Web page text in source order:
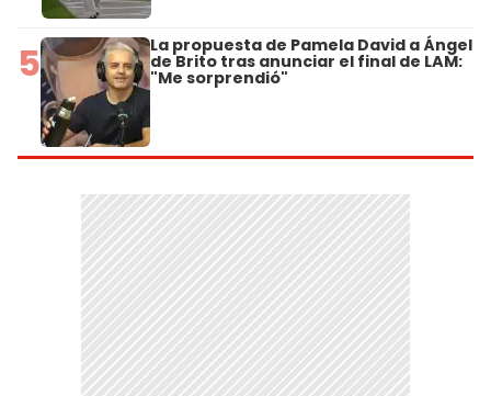
5 La propuesta de Pamela David a Ángel
de Brito tras anunciar el final de LAM:
"Me sorprendió"